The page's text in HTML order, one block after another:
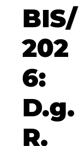
BIS/
202
6:
D.g.
R.